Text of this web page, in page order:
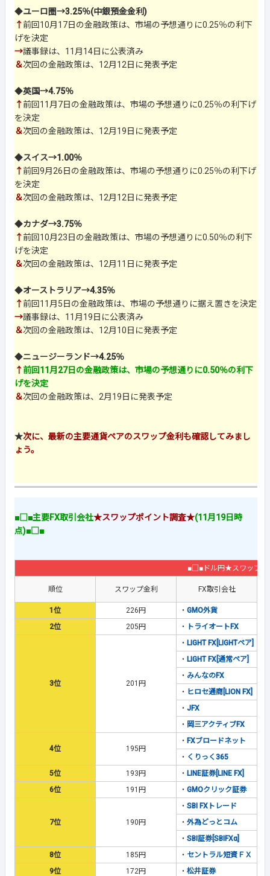
◆ユーロ圏→3.25％(中銀預金金利)
↑前回10月17日の金融政策は、市場の予想通りに0.25％の利下
げを決定
→議事録は、11月14日に公表済み
＆次回の金融政策は、12月12日に発表予定
◆英国→4.75％
↑前回11月7日の金融政策は、市場の予想通りに0.25％の利下げ
を決定
＆次回の金融政策は、12月19日に発表予定
◆スイス→1.00％
↑前回9月26日の金融政策は、市場の予想通りに0.25％の利下げ
を決定
＆次回の金融政策は、12月12日に発表予定
◆カナダ→3.75％
↑前回10月23日の金融政策は、市場の予想通りに0.50％の利下
げを決定
＆次回の金融政策は、12月11日に発表予定
◆オーストラリア→4.35％
↑前回11月5日の金融政策は、市場の予想通りに据え置きを決定
→議事録は、11月19日に公表済み
＆次回の金融政策は、12月10日に発表予定
◆ニュージーランド→4.25％
↑前回11月27日の金融政策は、市場の予想通りに0.50％の利下
げを決定
＆次回の金融政策は、2月19日に発表予定
★次に、最新の主要通貨ペアのスワップ金利も確認してみまし
ょう。
■□■主要FX取引会社★スワップポイント調査★(11月19日時
点)■□■
■□■ドル円★スワップ
順位 スワップ金利 FX取引会社
1位 226円 ・ GMO外貨
2位
205円 ・ トライオートFX
3位 201円
・ LIGHT FX[LIGHTペア]
・ LIGHT FX[通常ペア]
・ みんなのFX
・ ヒロセ通商[LION FX]
・ JFX
・ 岡三アクティブFX
4位 195円
・ FXブロードネット
・ くりっく365
5位
193円 ・ LINE証券[LINE FX]
6位
191円 ・ GMOクリック証券
7位 190円
・ SBI FXトレード
・ 外為どっとコム
・ SBI証券[SBIFXα]
8位
185円 ・ セントラル短資ＦＸ
9位
172円 ・ 松井証券